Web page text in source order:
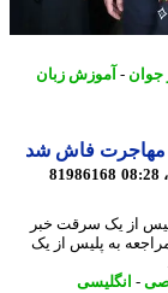
- آموزش زبان
81986168
از یک سرقت خبر
به پلیس از یک
انگلیسی